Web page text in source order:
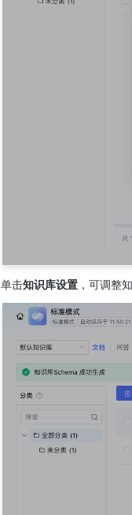
单击知识库设置 ，可调整